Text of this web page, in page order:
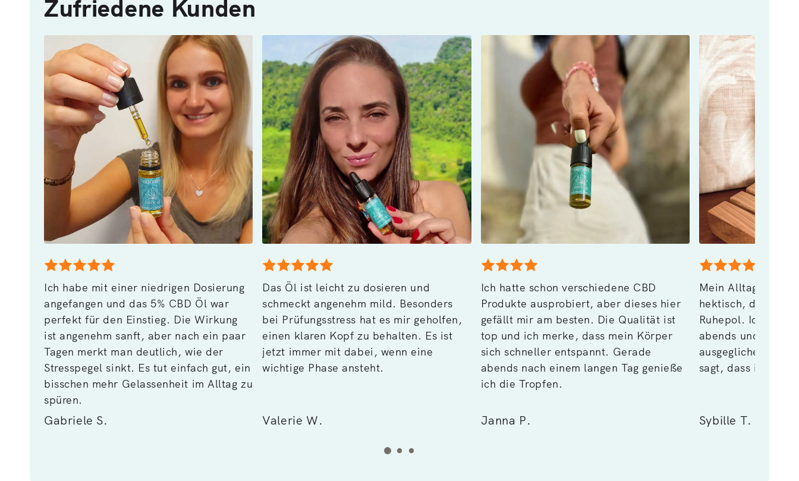
Zufriedene Kunden
Ich habe mit einer niedrigen Dosierung
angefangen und das 5% CBD Öl war
perfekt für den Einstieg. Die Wirkung
ist angenehm sanft, aber nach ein paar
Tagen merkt man deutlich, wie der
Stresspegel sinkt. Es tut einfach gut, ein
bisschen mehr Gelassenheit im Alltag zu
spüren.
Gabriele S.
Das Öl ist leicht zu dosieren und
schmeckt angenehm mild. Besonders
bei Prüfungsstress hat es mir geholfen,
einen klaren Kopf zu behalten. Es ist
jetzt immer mit dabei, wenn eine
wichtige Phase ansteht.
Valerie W.
Ich hatte schon verschiedene CBD
Produkte ausprobiert, aber dieses hier
gefällt mir am besten. Die Qualität ist
top und ich merke, dass mein Körper
sich schneller entspannt. Gerade
abends nach einem langen Tag genieße
ich die Tropfen.
Janna P.
Mein Alltag ist
hektisch, da ist
Ruhepol. Ich
abends und fühle
ausgeglichener.
sagt, dass ich viel
Sybille T.